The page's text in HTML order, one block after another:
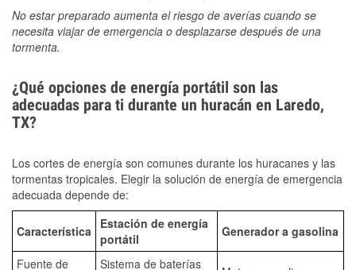
No estar preparado aumenta el riesgo de averías cuando se
necesita viajar de emergencia o desplazarse después de una
tormenta.
¿Qué opciones de energía portátil son las
adecuadas para ti durante un huracán en Laredo,
TX?
Los cortes de energía son comunes durante los huracanes y las
tormentas tropicales. Elegir la solución de energía de emergencia
adecuada depende de:
Característica
Estación de energía
portátil
Generador a gasolina
Fuente de Sistema de baterías